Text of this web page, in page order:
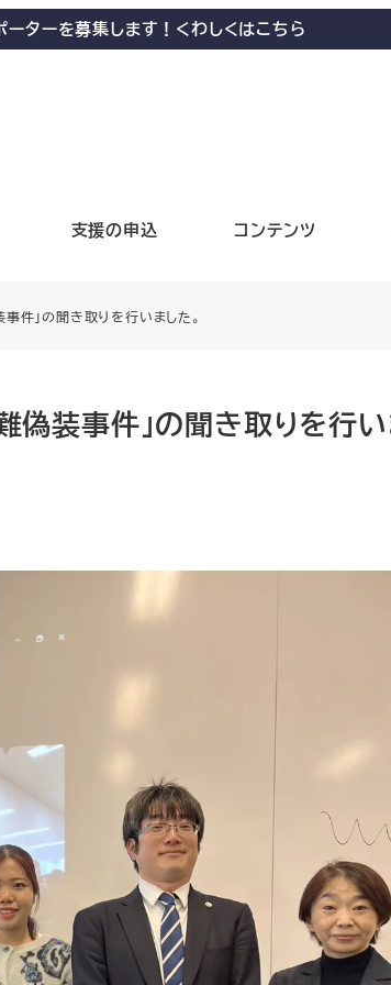
ーターを募集します！くわしくはこちら
支援の申込 コンテンツ
事件」の聞き取りを行いました。
偽装事件」の聞き取りを行